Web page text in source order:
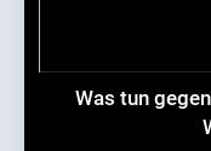
Was tun